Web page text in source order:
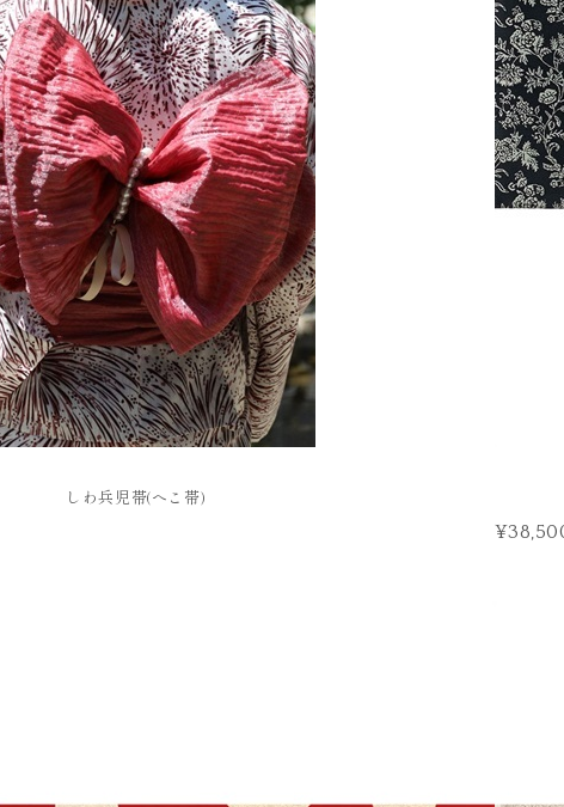
FURISODE
振袖
しわ兵児帯(へこ帯)